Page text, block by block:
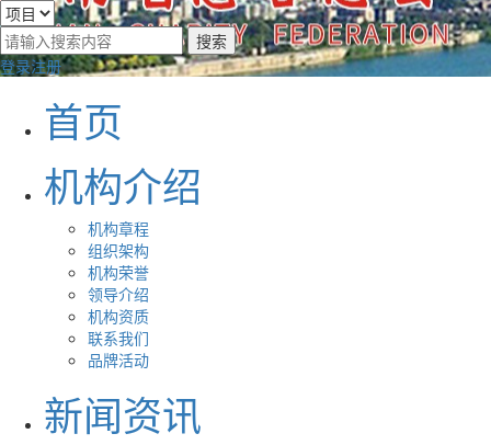
登录注册
首页
机构介绍
机构章程
组织架构
机构荣誉
领导介绍
机构资质
联系我们
品牌活动
新闻资讯